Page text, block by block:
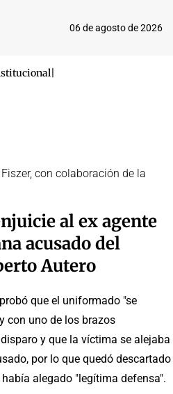
06 de agosto de 2026
con colaboración de la
al ex agente
acusado del
Autero
que el uniformado "se
con uno de los brazos
y que la víctima se alejaba
por lo que quedó descartado
alegado "legítima defensa".